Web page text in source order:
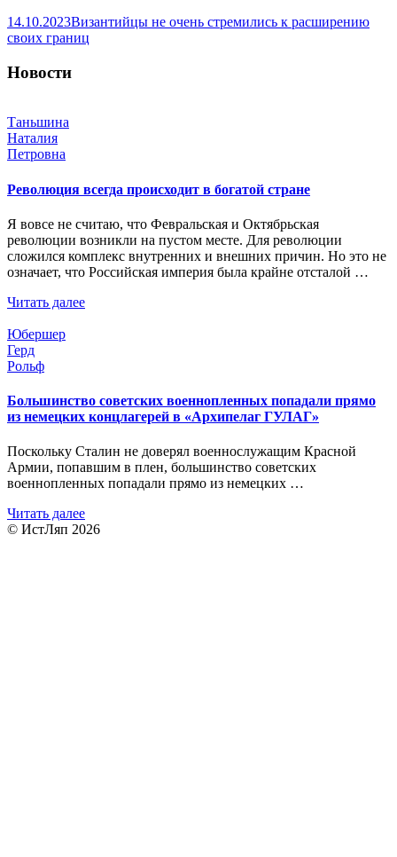
14.10.2023Византийцы не очень стремились к расширению
своих границ
Новости
Таньшина
Наталия
Петровна
Революция всегда происходит в богатой стране
Я вовсе не считаю, что Февральская и Октябрьская
революции возникли на пустом месте. Для революции
сложился комплекс внутренних и внешних причин. Но это не
означает, что Российская империя была крайне отсталой …
Читать далее
Юбершер
Герд
Рольф
Большинство советских военнопленных попадали прямо
из немецких концлагерей в «Архипелаг ГУЛАГ»
Поскольку Сталин не доверял военнослужащим Красной
Армии, попавшим в плен, большинство советских
военнопленных попадали прямо из немецких …
Читать далее
© ИстЛяп 2026